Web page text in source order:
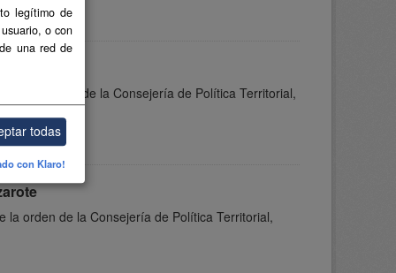
de la orden de la Consejería de Política Territorial,
la orden de la Consejería de Política Territorial,
legítimo de
o con
una red de
todas
con Klaro!